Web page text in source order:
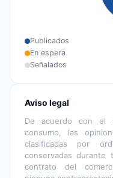
Publicados
En espera
Señalados
Aviso legal
De acuerdo con el
consumo, las
clasificadas por
conservadas durante
contrato del